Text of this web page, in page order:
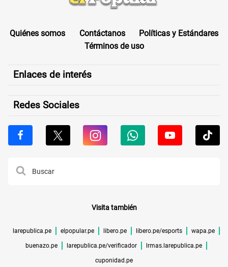
Quiénes somos Contáctanos
Políticas y Estándares
Términos de uso
Enlaces de interés
Redes Sociales
Visita también
larepublica.pe elpopular.pe libero.pe libero.pe/esports wapa.pe
buenazo.pe larepublica.pe/verificador lrmas.larepublica.pe
cuponidad.pe